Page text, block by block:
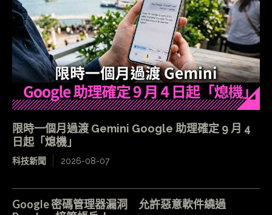
限時一個月過渡 Gemini Google 助理確定 9 月 4
日起「熄機」
科技新聞 2026-08-07
Google 密碼管理器漏洞 允許惡意軟件繞過